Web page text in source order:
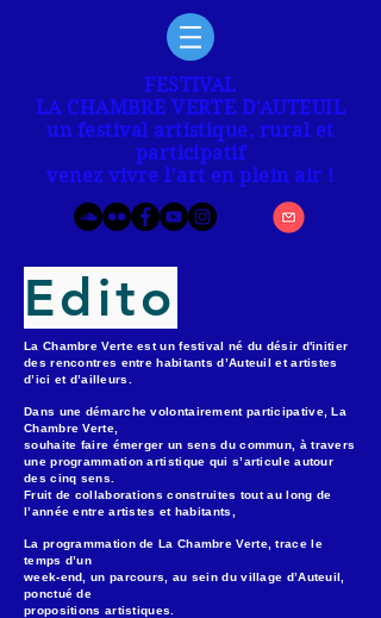
FESTIVAL
LA CHAMBRE VERTE D'AUTEUIL
un festival artistique, rural et
participatif
venez vivre l'art en plein air !
Edito
La Chambre Verte est un festival né du désir d'initier
des rencontres entre habitants d’Auteuil et artistes
d’ici et d’ailleurs.
Dans une démarche volontairement participative, La
Chambre Verte,
souhaite faire émerger un sens du commun, à travers
une programmation artistique qui s’articule autour
des cinq sens.
Fruit de collaborations construites tout au long de
l’année entre artistes et habitants,
La programmation de La Chambre Verte, trace le
temps d’un
week-end, un parcours, au sein du village d’Auteuil,
ponctué de
propositions artistiques.